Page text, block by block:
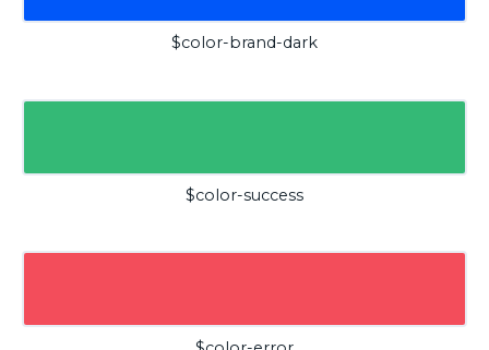
$color-brand-dark
$color-success